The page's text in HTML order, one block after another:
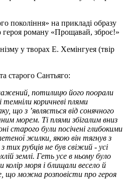
покоління» на прикладі образу
героя роману «Прощавай, зброє!»
у творах Е. Хемінгуея (твір
старого Сантьяго:
потилицю його поорали
темніли коричневі плями
що з ’являється від сонячного
морем. Ті плями збігалим вниз
старого були посічені глибокими
жилки, якою він тягнув з
тих рубців не був свіжий - усі
землі. Геть усе в ньому було
моря і блищали весело й
можна розповісти про героя